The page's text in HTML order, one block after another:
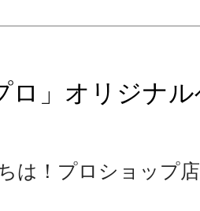
ロ」オリジナ
は！プロショップ